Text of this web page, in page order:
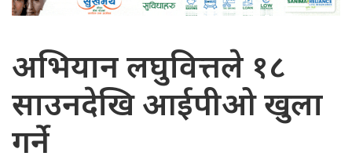
अभियान लघुवित्तले १८
साउनदेखि आईपीओ खुला
गर्ने